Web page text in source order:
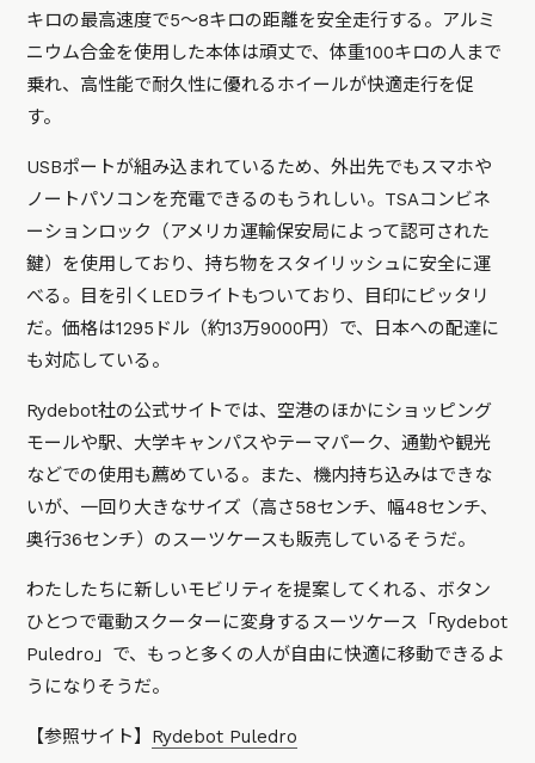
キロの最高速度で5～8キロの距離を安全走行する。アルミ
ニウム合金を使用した本体は頑丈で、体重100キロの人まで
乗れ、高性能で耐久性に優れるホイールが快適走行を促
す。
USBポートが組み込まれているため、外出先でもスマホや
ノートパソコンを充電できるのもうれしい。TSAコンビネ
ーションロック（アメリカ運輸保安局によって認可された
鍵）を使用しており、持ち物をスタイリッシュに安全に運
べる。目を引くLEDライトもついており、目印にピッタリ
だ。価格は1295ドル（約13万9000円）で、日本への配達に
も対応している。
Rydebot社の公式サイトでは、空港のほかにショッピング
モールや駅、大学キャンパスやテーマパーク、通勤や観光
などでの使用も薦めている。また、機内持ち込みはできな
いが、一回り大きなサイズ（高さ58センチ、幅48センチ、
奥行36センチ）のスーツケースも販売しているそうだ。
わたしたちに新しいモビリティを提案してくれる、ボタン
ひとつで電動スクーターに変身するスーツケース「Rydebot
Puledro」で、もっと多くの人が自由に快適に移動できるよ
うになりそうだ。
【参照サイト】 Rydebot Puledro